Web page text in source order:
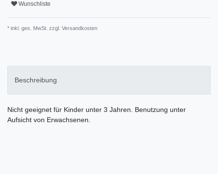
Wunschliste
* inkl. ges. MwSt. zzgl. Versandkosten
Beschreibung
Nicht geeignet für Kinder unter 3 Jahren. Benutzung unter
Aufsicht von Erwachsenen.